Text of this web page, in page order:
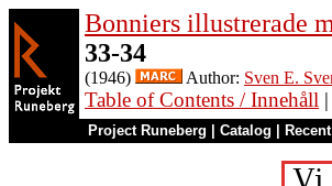
Bonniers illustrerade
33-34
(1946) Author: Sven E.
Table of Contents / Innehåll |
Project Runeberg Catalog